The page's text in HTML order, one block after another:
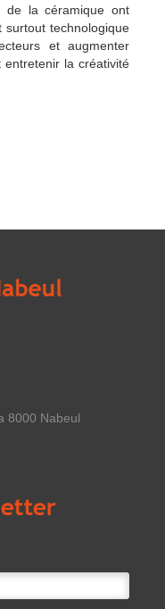
de la céramique ont
surtout technologique
et augmenter
la créativité
8000 Nabeul